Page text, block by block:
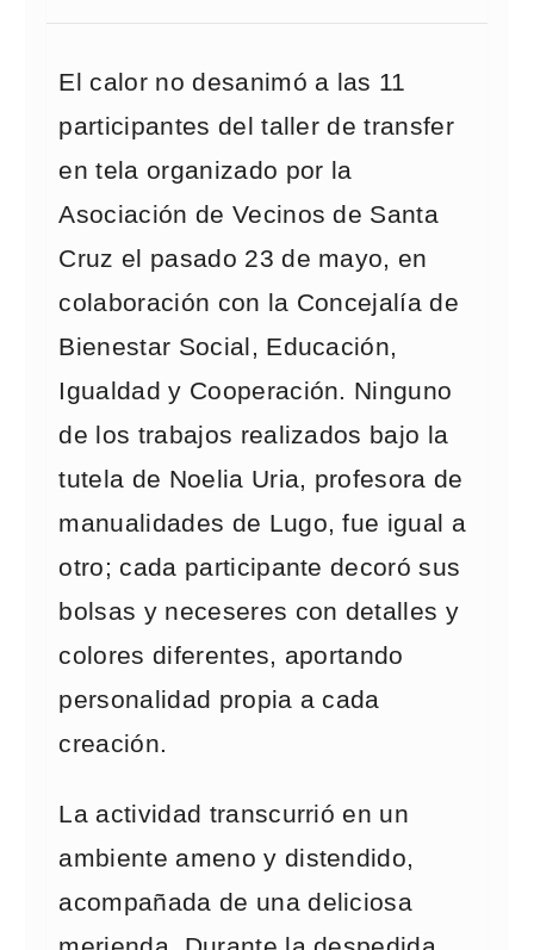
El calor no desanimó a las 11
participantes del taller de transfer
en tela organizado por la
Asociación de Vecinos de Santa
Cruz el pasado 23 de mayo, en
colaboración con la Concejalía de
Bienestar Social, Educación,
Igualdad y Cooperación. Ninguno
de los trabajos realizados bajo la
tutela de Noelia Uria, profesora de
manualidades de Lugo, fue igual a
otro; cada participante decoró sus
bolsas y neceseres con detalles y
colores diferentes, aportando
personalidad propia a cada
creación.
La actividad transcurrió en un
ambiente ameno y distendido,
acompañada de una deliciosa